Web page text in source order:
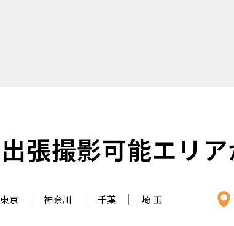
出張撮影可能エリ
東京 神奈川 千葉 埼 玉